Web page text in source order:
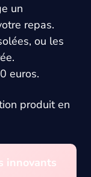
un
repas.
ou les
euros.
produit en
innovants